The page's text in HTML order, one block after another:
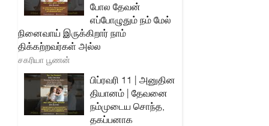
போல தேவன்
எப்போழுதும் நம் மேல்
நினைவாய் இருக்கிறார் நாம்
திக்கற்றவர்கள் அல்ல
சகரியா பூணன்
பிப்ரவரி 11 | அனுதின
தியானம் | தேவனை
நம்முடைய சொந்த,
தகப்பனாக